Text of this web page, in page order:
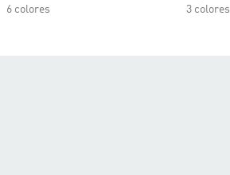
6 colores
3 colores